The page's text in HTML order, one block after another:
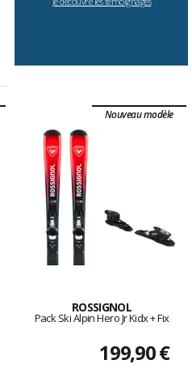
Nouveau modèle
ROSSIGNOL
Pack Ski Alpin Hero Jr Kidx + Fix
199,90 €